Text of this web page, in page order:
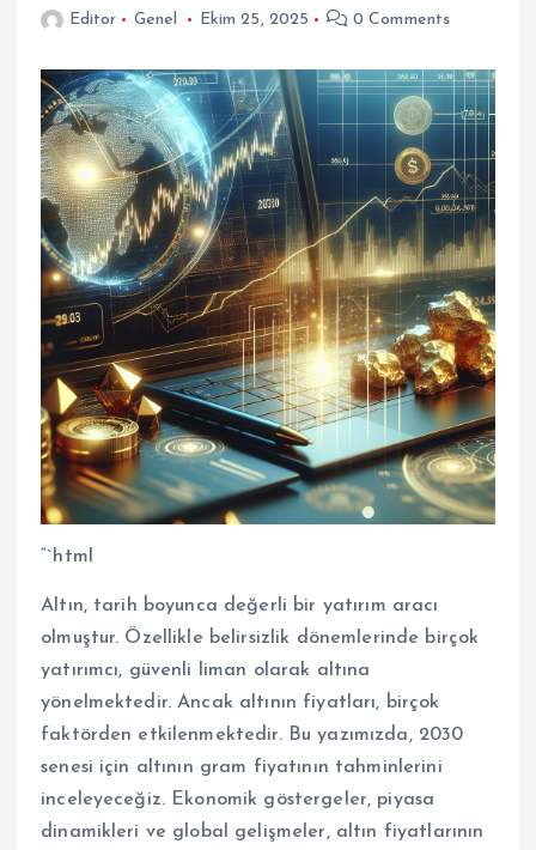
Editor Genel Ekim 25, 2025 0 Comments
“`html
Altın, tarih boyunca değerli bir yatırım aracı
olmuştur. Özellikle belirsizlik dönemlerinde birçok
yatırımcı, güvenli liman olarak altına
yönelmektedir. Ancak altının fiyatları, birçok
faktörden etkilenmektedir. Bu yazımızda, 2030
senesi için altının gram fiyatının tahminlerini
inceleyeceğiz. Ekonomik göstergeler, piyasa
dinamikleri ve global gelişmeler, altın fiyatlarının